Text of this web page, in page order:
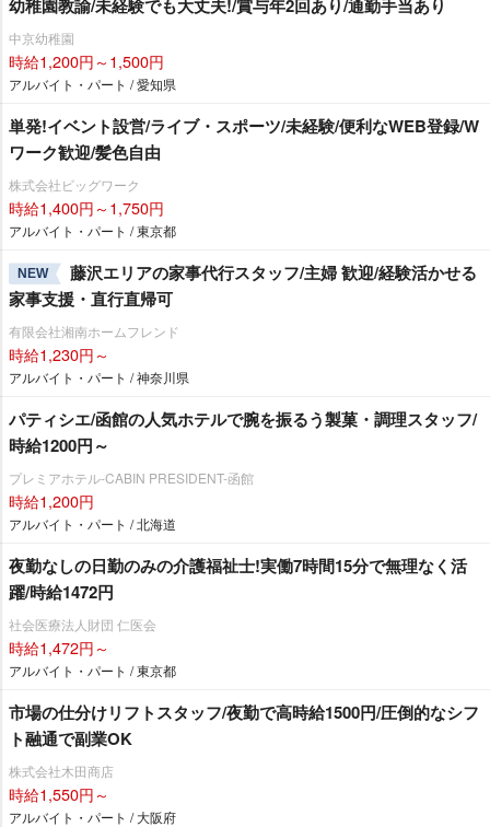
幼稚園教諭/未経験でも大丈夫!/賞与年2回あり/通勤手当あり
中京幼稚園
時給1,200円～1,500円
アルバイト・パート / 愛知県
単発!イベント設営/ライブ・スポーツ/未経験/便利なWEB登録/W
ワーク歓迎/髪色自由
株式会社ビッグワーク
時給1,400円～1,750円
アルバイト・パート / 東京都
NEW
藤沢エリアの家事代行スタッフ/主婦 歓迎/経験活かせる
家事支援・直行直帰可
有限会社湘南ホームフレンド
時給1,230円～
アルバイト・パート / 神奈川県
パティシエ/函館の人気ホテルで腕を振るう製菓・調理スタッフ/
時給1200円～
プレミアホテル-CABIN PRESIDENT-函館
時給1,200円
アルバイト・パート / 北海道
夜勤なしの日勤のみの介護福祉士!実働7時間15分で無理なく活
躍/時給1472円
社会医療法人財団 仁医会
時給1,472円～
アルバイト・パート / 東京都
市場の仕分けリフトスタッフ/夜勤で高時給1500円/圧倒的なシフ
ト融通で副業OK
株式会社木田商店
時給1,550円～
アルバイト・パート / 大阪府